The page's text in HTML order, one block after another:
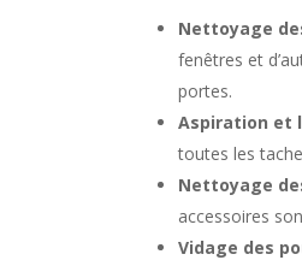
Nettoyage
fenêtres et
portes.
Aspiration et
toutes les
Nettoyage
accessoires
Vidage des